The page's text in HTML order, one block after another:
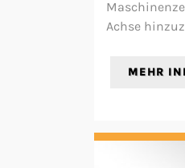
Achse
MEHR